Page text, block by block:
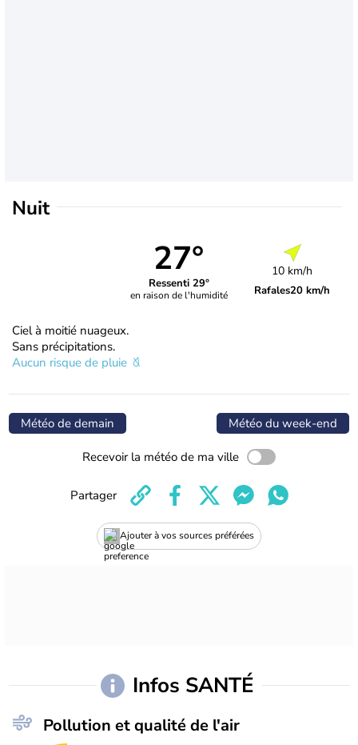
Nuit
27°
Ressenti 29°
en raison de l'humidité
10 km/h
Rafales20 km/h
Ciel à moitié nuageux.
Sans précipitations.
Aucun risque de pluie
Météo de demain Météo du week-end
Recevoir la météo de ma ville
Ajouter à vos sources préférées
Partager
Infos SANTÉ
Pollution et qualité de l'air